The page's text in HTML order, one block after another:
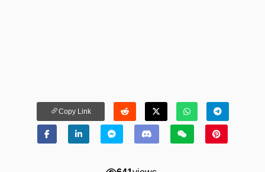
Copy Link